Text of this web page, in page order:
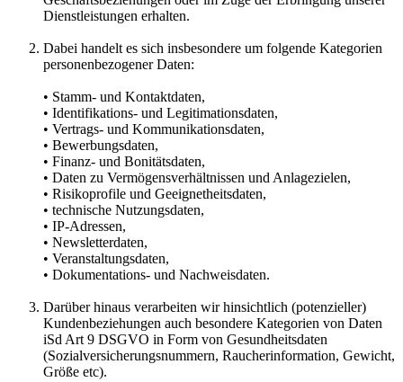
Dienstleistungen erhalten.
Dabei handelt es sich insbesondere um folgende Kategorien
personenbezogener Daten:
• Stamm- und Kontaktdaten,
• Identifikations- und Legitimationsdaten,
• Vertrags- und Kommunikationsdaten,
• Bewerbungsdaten,
• Finanz- und Bonitätsdaten,
• Daten zu Vermögensverhältnissen und Anlagezielen,
• Risikoprofile und Geeignetheitsdaten,
• technische Nutzungsdaten,
• IP-Adressen,
• Newsletterdaten,
• Veranstaltungsdaten,
• Dokumentations- und Nachweisdaten.
Darüber hinaus verarbeiten wir hinsichtlich (potenzieller)
Kundenbeziehungen auch besondere Kategorien von Daten
iSd Art 9 DSGVO in Form von Gesundheitsdaten
(Sozialversicherungsnummern, Raucherinformation, Gewicht,
Größe etc).